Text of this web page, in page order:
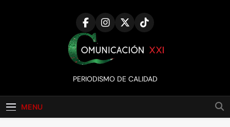
Comunicación
XXI
PERIODISMO DE CALIDAD
MENU